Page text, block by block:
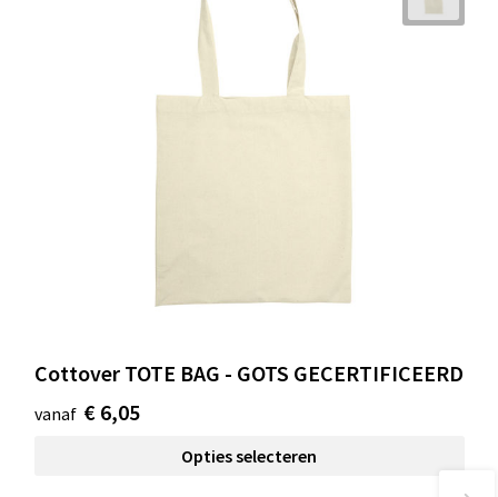
Cottover TOTE BAG - GOTS GECERTIFICEERD
vanaf € 6,05
Opties selecteren